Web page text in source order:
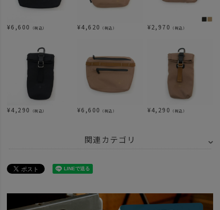
¥6,600 （税込） ¥4,620 （税込） ¥2,970 （税込）
¥4,290 （税込） ¥6,600 （税込） ¥4,290 （税込）
関連カテゴリ
ITEM バッグ・ファッション
HABITシリーズのカスタム例。